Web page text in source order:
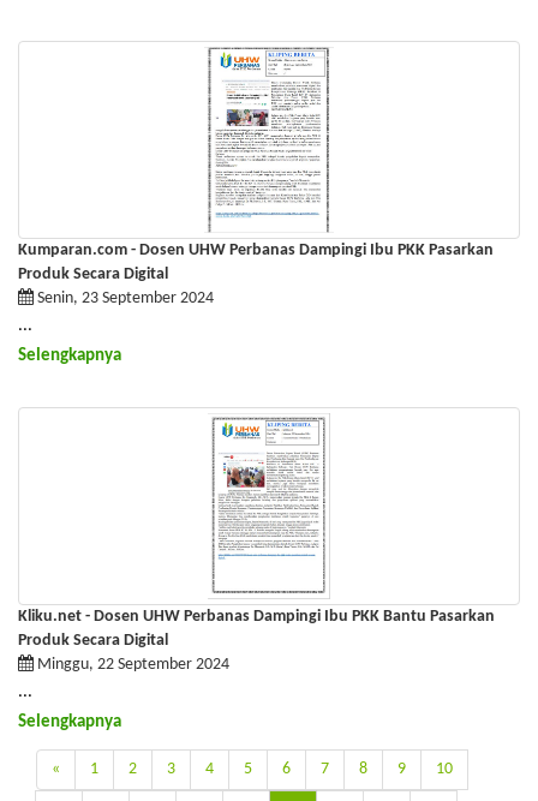
Kumparan.com - Dosen UHW Perbanas Dampingi Ibu PKK Pasarkan
Produk Secara Digital
Senin, 23 September 2024
...
Selengkapnya
Kliku.net - Dosen UHW Perbanas Dampingi Ibu PKK Bantu Pasarkan
Produk Secara Digital
Minggu, 22 September 2024
...
Selengkapnya
« 1 2 3 4 5 6 7 8 9 10